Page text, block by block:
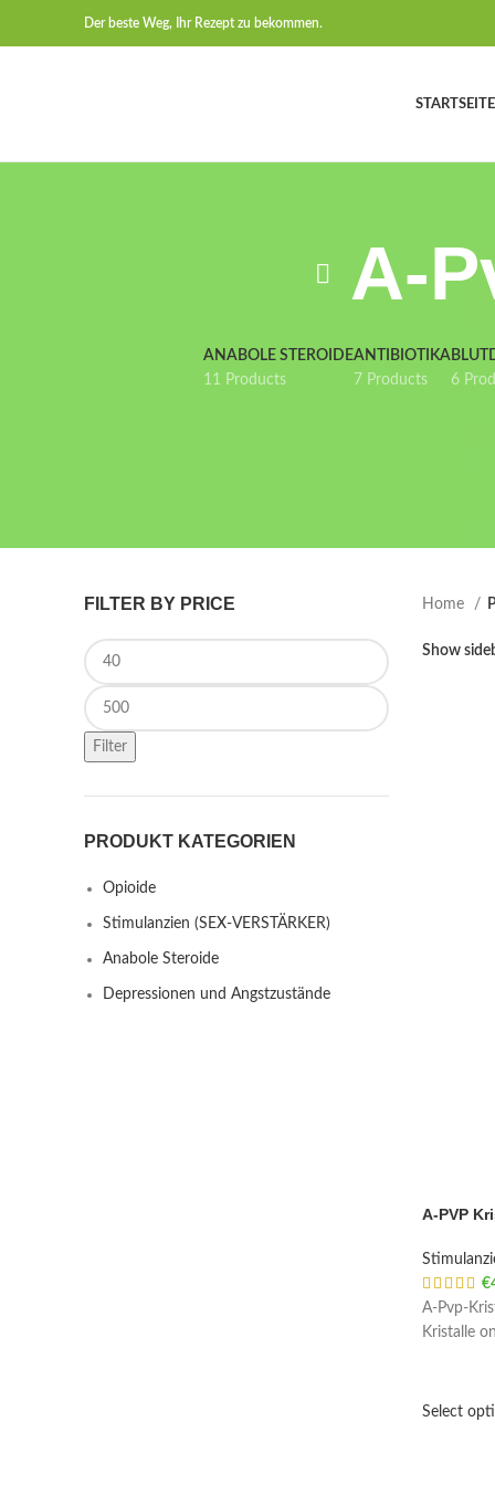
Der beste Weg, Ihr Rezept zu bekommen.
STARTSEITE
A-
ANABOLE STEROIDE
11 Products
ANTIBIOTIKA
7 Products
6
FILTER BY PRICE
Min price
Max price
Filter
PRODUKT KATEGORIEN
Opioide
Stimulanzien (SEX-VERSTÄRKER)
Anabole Steroide
Depressionen und Angstzustände
Home
Show
A-PVP
€
A-Pvp-
Kristalle
Select